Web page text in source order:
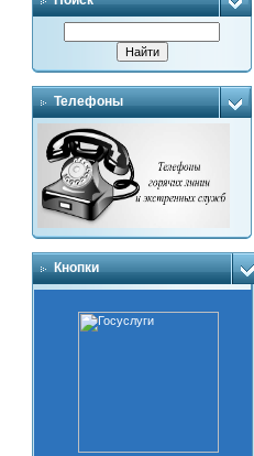
Телефоны
Кнопки